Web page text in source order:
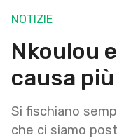
NOTIZIE
Nkoulou
causa
Si fischiano
che ci siamo